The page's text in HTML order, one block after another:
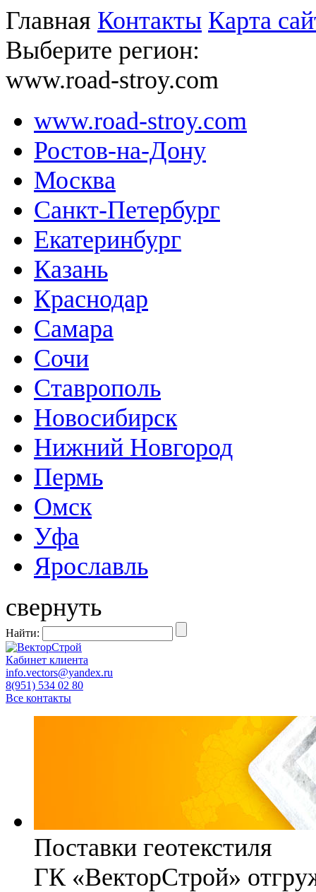
Главная Контакты Карта
Выберите регион:
www.road-stroy.com
www.road-stroy.com
Ростов-на-Дону
Москва
Санкт-Петербург
Екатеринбург
Казань
Краснодар
Самара
Сочи
Ставрополь
Новосибирск
Нижний Новгород
Пермь
Омск
Уфа
Ярославль
свернуть
Найти:
Кабинет клиента
info.vectors@yandex.ru
8(951) 534 02 80
Все контакты
Поставки геотекстиля
ГК «ВекторСтрой»